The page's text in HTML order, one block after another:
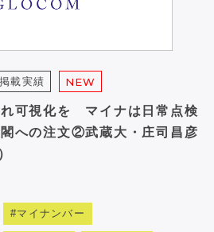
載実績 NEW
可視化を マイナは日常点検
への注文②武蔵大・庄司昌彦
マイナンバー